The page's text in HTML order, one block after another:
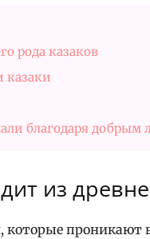
рода казаков
казаки
благодаря добрым
из
которые проникают